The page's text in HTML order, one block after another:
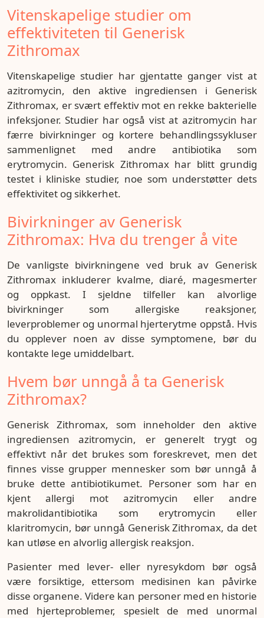
Vitenskapelige studier om
effektiviteten til Generisk
Zithromax
Vitenskapelige studier har gjentatte ganger vist at
azitromycin, den aktive ingrediensen i Generisk
Zithromax, er svært effektiv mot en rekke bakterielle
infeksjoner. Studier har også vist at azitromycin har
færre bivirkninger og kortere behandlingssykluser
sammenlignet med andre antibiotika som
erytromycin. Generisk Zithromax har blitt grundig
testet i kliniske studier, noe som understøtter dets
effektivitet og sikkerhet.
Bivirkninger av Generisk
Zithromax: Hva du trenger å vite
De vanligste bivirkningene ved bruk av Generisk
Zithromax inkluderer kvalme, diaré, magesmerter
og oppkast. I sjeldne tilfeller kan alvorlige
bivirkninger som allergiske reaksjoner,
leverproblemer og unormal hjerterytme oppstå. Hvis
du opplever noen av disse symptomene, bør du
kontakte lege umiddelbart.
Hvem bør unngå å ta Generisk
Zithromax?
Generisk Zithromax, som inneholder den aktive
ingrediensen azitromycin, er generelt trygt og
effektivt når det brukes som foreskrevet, men det
finnes visse grupper mennesker som bør unngå å
bruke dette antibiotikumet. Personer som har en
kjent allergi mot azitromycin eller andre
makrolidantibiotika som erytromycin eller
klaritromycin, bør unngå Generisk Zithromax, da det
kan utløse en alvorlig allergisk reaksjon.
Pasienter med lever- eller nyresykdom bør også
være forsiktige, ettersom medisinen kan påvirke
disse organene. Videre kan personer med en historie
med hjerteproblemer, spesielt de med unormal